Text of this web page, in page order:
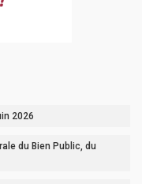
2026
du Bien Public, du